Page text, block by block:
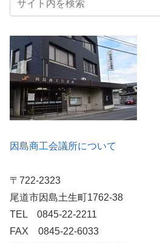
因島商工会議所について
〒722-2323
尾道市因島土生町1762-38
TEL 0845-22-2211
FAX 0845-22-6033